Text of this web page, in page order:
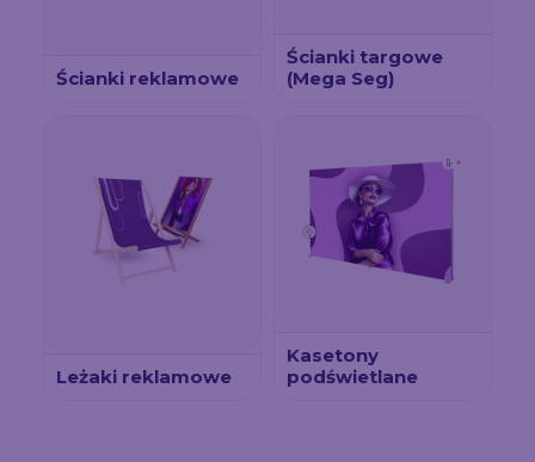
Ścianki reklamowe
Ścianki targowe
(Mega Seg)
Leżaki reklamowe
Kasetony
podświetlane